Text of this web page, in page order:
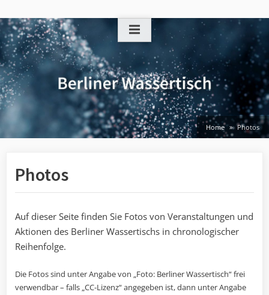
to
content
Home Photos
Photos
Auf dieser Seite finden Sie Fotos von Veranstaltungen und
Aktionen des Berliner Wassertischs in chronologischer
Reihenfolge.
Die Fotos sind unter Angabe von „Foto: Berliner Wassertisch“ frei
verwendbar – falls „CC-Lizenz“ angegeben ist, dann unter Angabe